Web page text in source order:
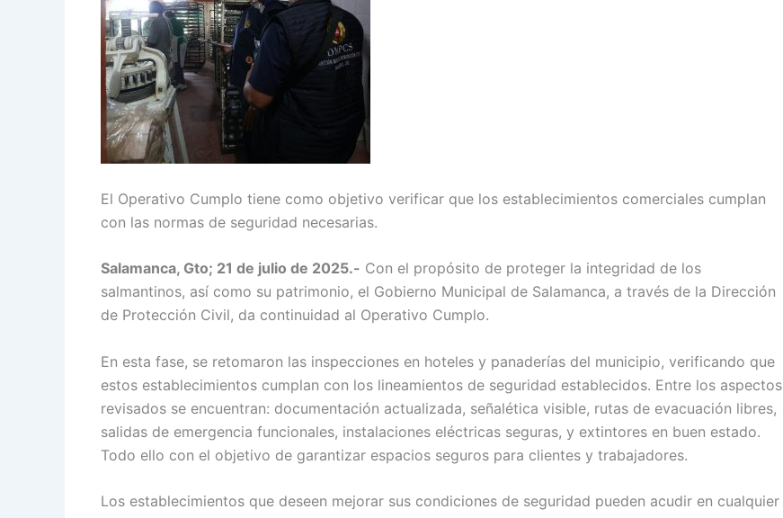
El Operativo Cumplo tiene como objetivo verificar que los establecimientos comerciales cumplan
con las normas de seguridad necesarias.
Salamanca, Gto; 21 de julio de 2025.- Con el propósito de proteger la integridad de los
salmantinos, así como su patrimonio, el Gobierno Municipal de Salamanca, a través de la Dirección
de Protección Civil, da continuidad al Operativo Cumplo.
En esta fase, se retomaron las inspecciones en hoteles y panaderías del municipio, verificando que
estos establecimientos cumplan con los lineamientos de seguridad establecidos. Entre los aspectos
revisados se encuentran: documentación actualizada, señalética visible, rutas de evacuación libres,
salidas de emergencia funcionales, instalaciones eléctricas seguras, y extintores en buen estado.
Todo ello con el objetivo de garantizar espacios seguros para clientes y trabajadores.
Los establecimientos que deseen mejorar sus condiciones de seguridad pueden acudir en cualquier